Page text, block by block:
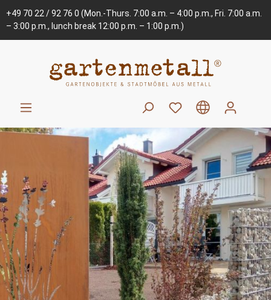
+49 70 22 / 92 76 0 (Mon.-Thurs. 7:00 a.m. – 4:00 p.m., Fri. 7:00 a.m.
– 3:00 p.m., lunch break 12:00 p.m. – 1:00 p.m.)